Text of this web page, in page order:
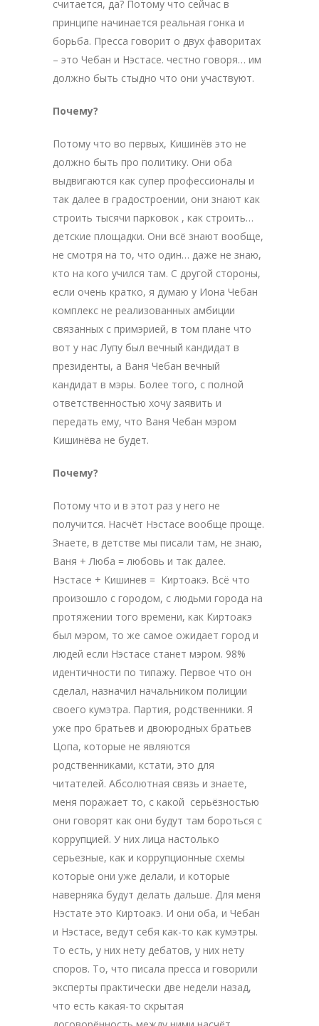
считается, да? Потому что сейчас в
принципе начинается реальная гонка и
борьба. Пресса говорит о двух фаворитах
– это Чебан и Нэстасе. честно говоря… им
должно быть стыдно что они участвуют.
Почему?
Потому что во первых, Кишинёв это не
должно быть про политику. Они оба
выдвигаются как супер профессионалы и
так далее в градостроении, они знают как
строить тысячи парковок , как строить…
детские площадки. Они всё знают вообще,
не смотря на то, что один… даже не знаю,
кто на кого учился там. С другой стороны,
если очень кратко, я думаю у Иона Чебан
комплекс не реализованных амбиции
связанных с примэрией, в том плане что
вот у нас Лупу был вечный кандидат в
президенты, а Ваня Чебан вечный
кандидат в мэры. Более того, с полной
ответственностью хочу заявить и
передать ему, что Ваня Чебан мэром
Кишинёва не будет.
Почему?
Потому что и в этот раз у него не
получится. Насчёт Нэстасе вообще проще.
Знаете, в детстве мы писали там, не знаю,
Ваня + Люба = любовь и так далее.
Нэстасе + Кишинев = Киртоакэ. Всё что
произошло с городом, с людьми города на
протяжении того времени, как Киртоакэ
был мэром, то же самое ожидает город и
людей если Нэстасе станет мэром. 98%
идентичности по типажу. Первое что он
сделал, назначил начальником полиции
своего кумэтра. Партия, родственники. Я
уже про братьев и двоюродных братьев
Цопа, которые не являются
родственниками, кстати, это для
читателей. Абсолютная связь и знаете,
меня поражает то, с какой серьёзностью
они говорят как они будут там бороться с
коррупцией. У них лица настолько
серьезные, как и коррупционные схемы
которые они уже делали, и которые
наверняка будут делать дальше. Для меня
Нэстате это Киртоакэ. И они оба, и Чебан
и Нэстасе, ведут себя как-то как кумэтры.
То есть, у них нету дебатов, у них нету
споров. То, что писала пресса и говорили
эксперты практически две недели назад,
что есть какая-то скрытая